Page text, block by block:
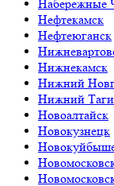
Набережные
Нефтекамск
Нефтеюганск
Нижнекамск
Нижний
Нижний
Новоалтайск
Новокузнецк